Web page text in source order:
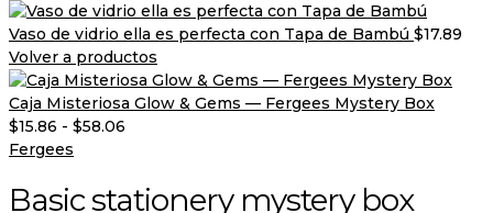
Vaso de vidrio ella es perfecta con Tapa de Bambú $17.89
Volver a productos
Caja Misteriosa Glow & Gems — Fergees Mystery Box
$15.86 - $58.06
Fergees
Basic stationery mystery box